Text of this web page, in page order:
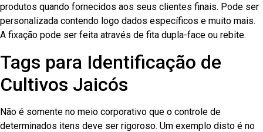
produtos quando fornecidos aos seus clientes finais. Pode ser
personalizada contendo logo dados específicos e muito mais.
A fixação pode ser feita através de fita dupla-face ou rebite.
Tags para Identificação de
Cultivos Jaicós
Não é somente no meio corporativo que o controle de
determinados itens deve ser rigoroso. Um exemplo disto é no